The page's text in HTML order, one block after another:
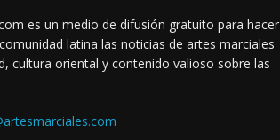
es un medio de difusión gratuito para hacer
latina las noticias de artes marciales
cultura oriental y contenido valioso sobre las